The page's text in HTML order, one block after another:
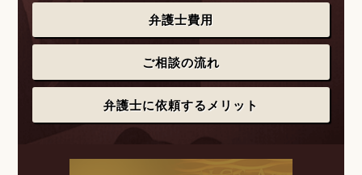
弁護士費用
ご相談の流れ
弁護士に依頼するメリット